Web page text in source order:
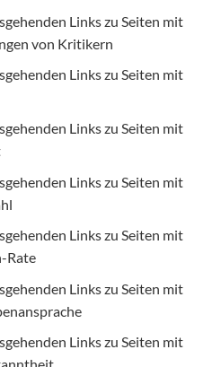
Links zu Seiten mit
von Kritikern
Links zu Seiten mit
Links zu Seiten mit
Links zu Seiten mit
Links zu Seiten mit
Rate
Links zu Seiten mit
Links zu Seiten mit